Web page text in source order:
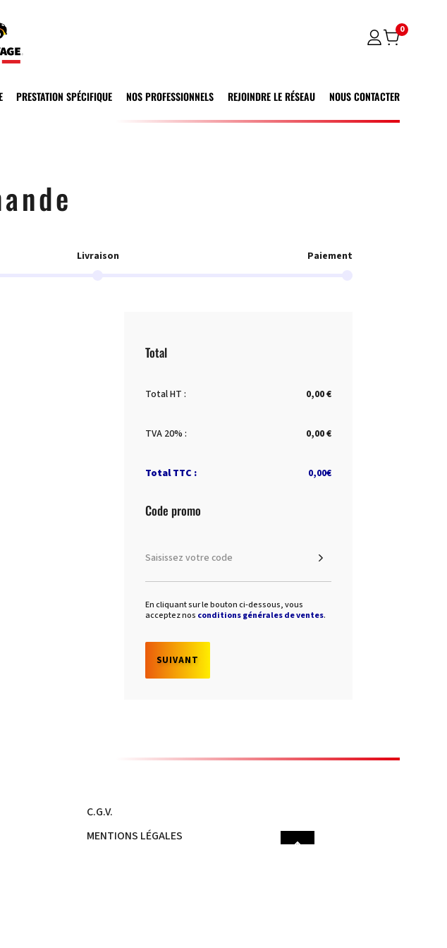
0
PRESTATION SPÉCIFIQUE NOS PROFESSIONNELS REJOINDRE LE RÉSEAU NOUS CONTACTER
Livraison Paiement
Total
Total HT : 0,00 €
TVA 20% : 0,00 €
Total TTC : 0,00€
Code promo
En cliquant sur le bouton ci-dessous, vous
acceptez nos conditions générales de ventes.
SUIVANT
C.G.V.
MENTIONS LÉGALES